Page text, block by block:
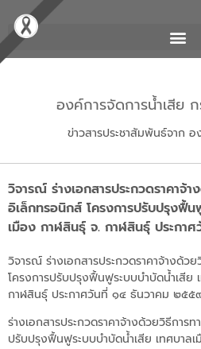
องค์การจัดการน้ำเสีย
ข่าวสารประชาสัมพันธ์จาก อ
วิจารณ์ ร่างเอกสารประกวดราคาจ้า
อิเล็กทรอนิกส์ โครงการปรับปรุงฟื้น
เมือง กาฬสินธุ์ จ. กาฬสินธุ์ ประก
วิจารณ์ ร่างเอกสารประกวดราคาจ้างด้ว
โครงการปรับปรุงฟื้นฟูระบบบำบัดน้ำเสีย
กาฬสินธุ์ ประกาศวันที่ ๑๔ ธันวาคม ๒๕๕
ร่างเอกสารประกวดราคาจ้างด้วยวิธีกา
ปรับปรุงฟื้นฟูระบบบำบัดน้ำเสีย เทศบาล